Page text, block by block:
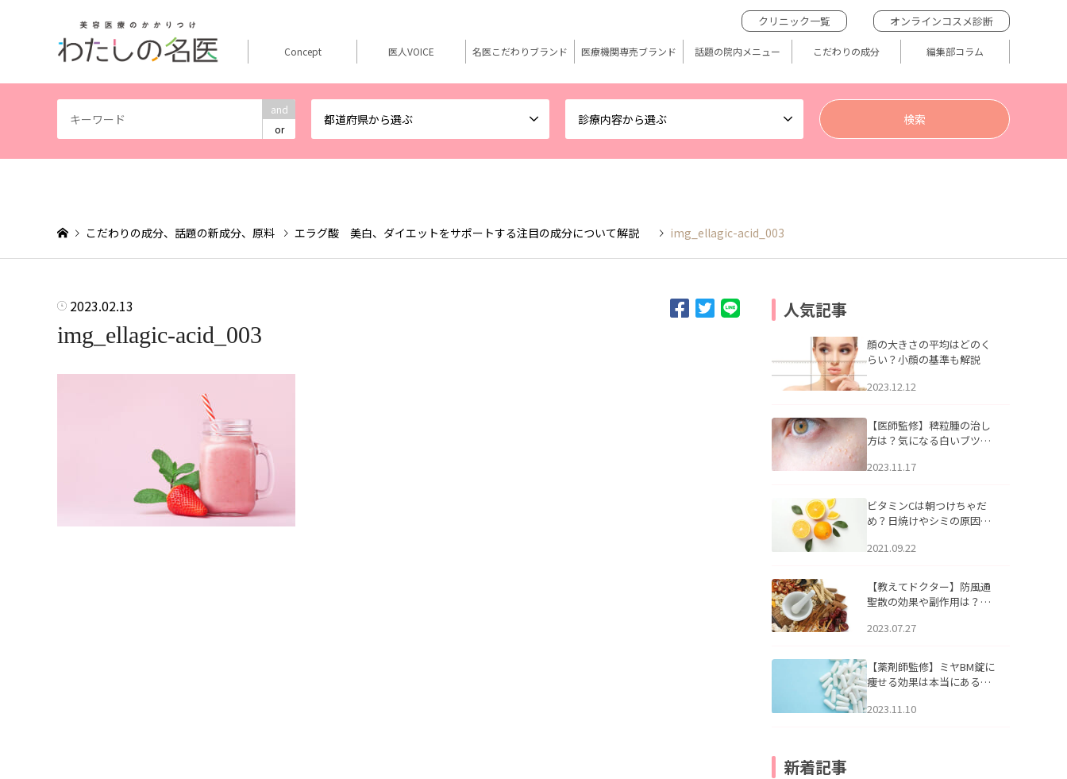
and
or
都道府県から選ぶ 診療内容から選ぶ
クリニック一覧 オンラインコスメ診断
Concept 医人VOICE 名医こだわりブランド 医療機関専売ブランド 話題の院内メニュー こだわりの成分 編集部コラム
こだわりの成分、話題の新成分、原料 エラグ酸 美白、ダイエットをサポートする注目の成分について解説 img_ellagic-acid_003
2023.02.13
img_ellagic-acid_003
人気記事
顔の大きさの平均はどのく
らい？小顔の基準も解説
2023.12.12
【医師監修】稗粒腫の治し
方は？気になる白いブツブ
アについて
2023.11.17
ビタミンCは朝つけちゃだ
め？日焼けやシミの原因に
2021.09.22
【教えてドクター】防風通
聖散の効果や副作用は？長
2023.07.27
【薬剤師監修】ミヤBM錠に
痩せる効果は本当にある
2023.11.10
新着記事